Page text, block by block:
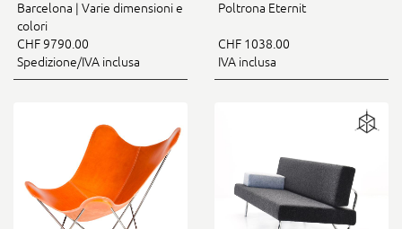
Barcelona | Varie dimensioni e
colori
CHF 9790.00
Spedizione/IVA inclusa
Poltrona Eternit
CHF 1038.00
IVA inclusa